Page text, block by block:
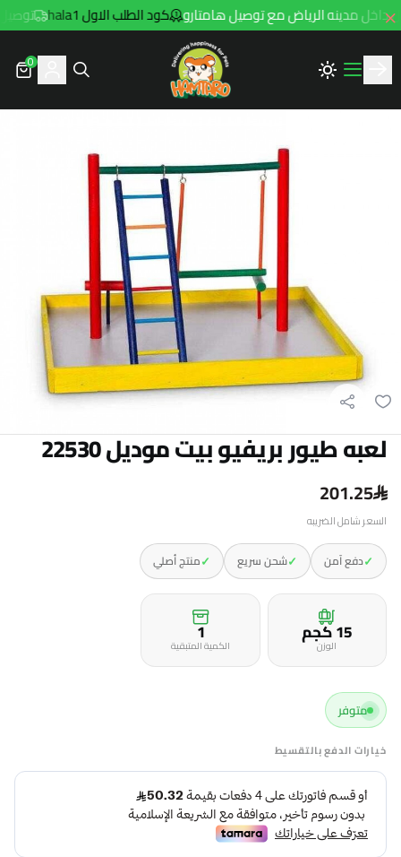
كود الطلب الاول hala1 توصيل مجاني
Hamtaro
0
لعبه طيور بريفيو بيت موديل 22530
201.25
السعر شامل الضريبه
✓دفع آمن ✓شحن سريع ✓منتج أصلي
15 كجمالوزن 1
الكمية المتبقية
متوفر
خيارات الدفع بالتقسيط